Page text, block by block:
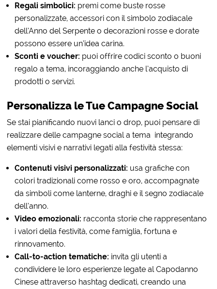
Regali simbolici: premi come buste rosse
personalizzate, accessori con il simbolo zodiacale
dell’Anno del Serpente o decorazioni rosse e dorate
possono essere un’idea carina.
Sconti e voucher: puoi offrire codici sconto o buoni
regalo a tema, incoraggiando anche l’acquisto di
prodotti o servizi.
Personalizza le Tue Campagne Social
Se stai pianificando nuovi lanci o drop, puoi pensare di
realizzare delle campagne social a tema integrando
elementi visivi e narrativi legati alla festività stessa:
Contenuti visivi personalizzati: usa grafiche con
colori tradizionali come rosso e oro, accompagnate
da simboli come lanterne, draghi e il segno zodiacale
dell’anno.
Video emozionali: racconta storie che rappresentano
i valori della festività, come famiglia, fortuna e
rinnovamento.
Call-to-action tematiche: invita gli utenti a
condividere le loro esperienze legate al Capodanno
Cinese attraverso hashtag dedicati, creando una